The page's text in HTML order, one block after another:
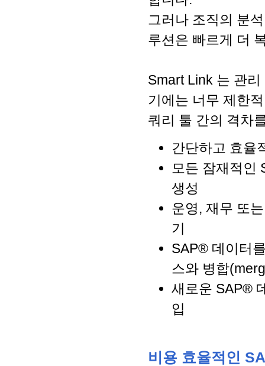
그러나 조직의 분
루션은 빠르게 더
Smart Link 는 관
기에는 너무 제한
쿼리 툴 간의 격차
간단하고 효율
모든 잠재적인
생성
운영, 재무 또
기
SAP® 데이터
스와 병합
새로운 SAP®
입
비용 효율적인